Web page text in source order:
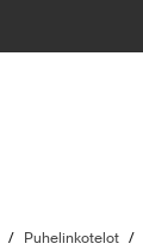
/ Puhelinkotelot /